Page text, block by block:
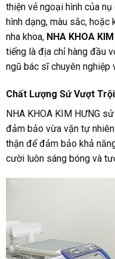
thiện vẻ ngoại hình của
hình dạng, màu sắc, hoặc
nha khoa, NHA KHOA
tiếng là địa chỉ hàng đầu
ngũ bác sĩ chuyên nghiệp
Chất Lượng Sứ Vượt
NHA KHOA KIM HƯNG
đảm bảo vừa vặn tự
thận để đảm bảo khả
cười luôn sáng bóng và